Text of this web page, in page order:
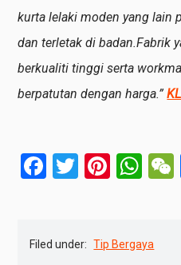
kurta lelaki moden yang lain
dan terletak di badan.Fabrik
berkualiti tinggi serta
berpatutan dengan harga.”
Facebook
Twitter
Filed under: Tip Bergaya